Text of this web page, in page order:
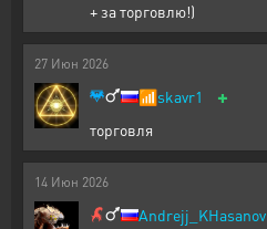
+ за торговлю!)
27 Июн 2026
📶skavr1 +
торговля
14 Июн 2026
Andrejj_KHasanov